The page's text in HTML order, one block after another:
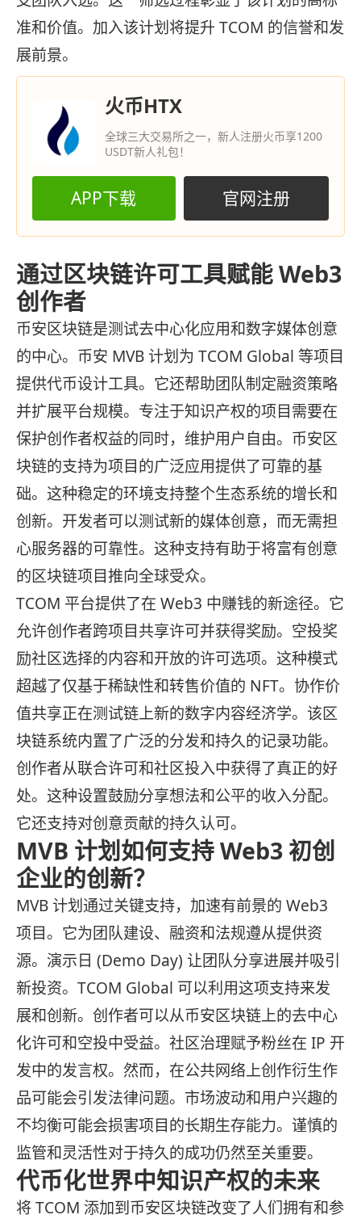
准和价值。加入该计划将提升 TCOM 的信誉和发
展前景。
火币HTX
全球三大交易所之一，新人注册火币享1200
USDT新人礼包！
APP下载 官网注册
通过区块链许可工具赋能 Web3
创作者
币安区块链是测试去中心化应用和数字媒体创意
的中心。币安 MVB 计划为 TCOM Global 等项目
提供代币设计工具。它还帮助团队制定融资策略
并扩展平台规模。专注于知识产权的项目需要在
保护创作者权益的同时，维护用户自由。币安区
块链的支持为项目的广泛应用提供了可靠的基
础。这种稳定的环境支持整个生态系统的增长和
创新。开发者可以测试新的媒体创意，而无需担
心服务器的可靠性。这种支持有助于将富有创意
的区块链项目推向全球受众。
TCOM 平台提供了在 Web3 中赚钱的新途径。它
允许创作者跨项目共享许可并获得奖励。空投奖
励社区选择的内容和开放的许可选项。这种模式
超越了仅基于稀缺性和转售价值的 NFT。协作价
值共享正在测试链上新的数字内容经济学。该区
块链系统内置了广泛的分发和持久的记录功能。
创作者从联合许可和社区投入中获得了真正的好
处。这种设置鼓励分享想法和公平的收入分配。
它还支持对创意贡献的持久认可。
MVB 计划如何支持 Web3 初创
企业的创新？
MVB 计划通过关键支持，加速有前景的 Web3
项目。它为团队建设、融资和法规遵从提供资
源。演示日 (Demo Day) 让团队分享进展并吸引
新投资。TCOM Global 可以利用这项支持来发
展和创新。创作者可以从币安区块链上的去中心
化许可和空投中受益。社区治理赋予粉丝在 IP 开
发中的发言权。然而，在公共网络上创作衍生作
品可能会引发法律问题。市场波动和用户兴趣的
不均衡可能会损害项目的长期生存能力。谨慎的
监管和灵活性对于持久的成功仍然至关重要。
代币化世界中知识产权的未来
将 TCOM 添加到币安区块链改变了人们拥有和参